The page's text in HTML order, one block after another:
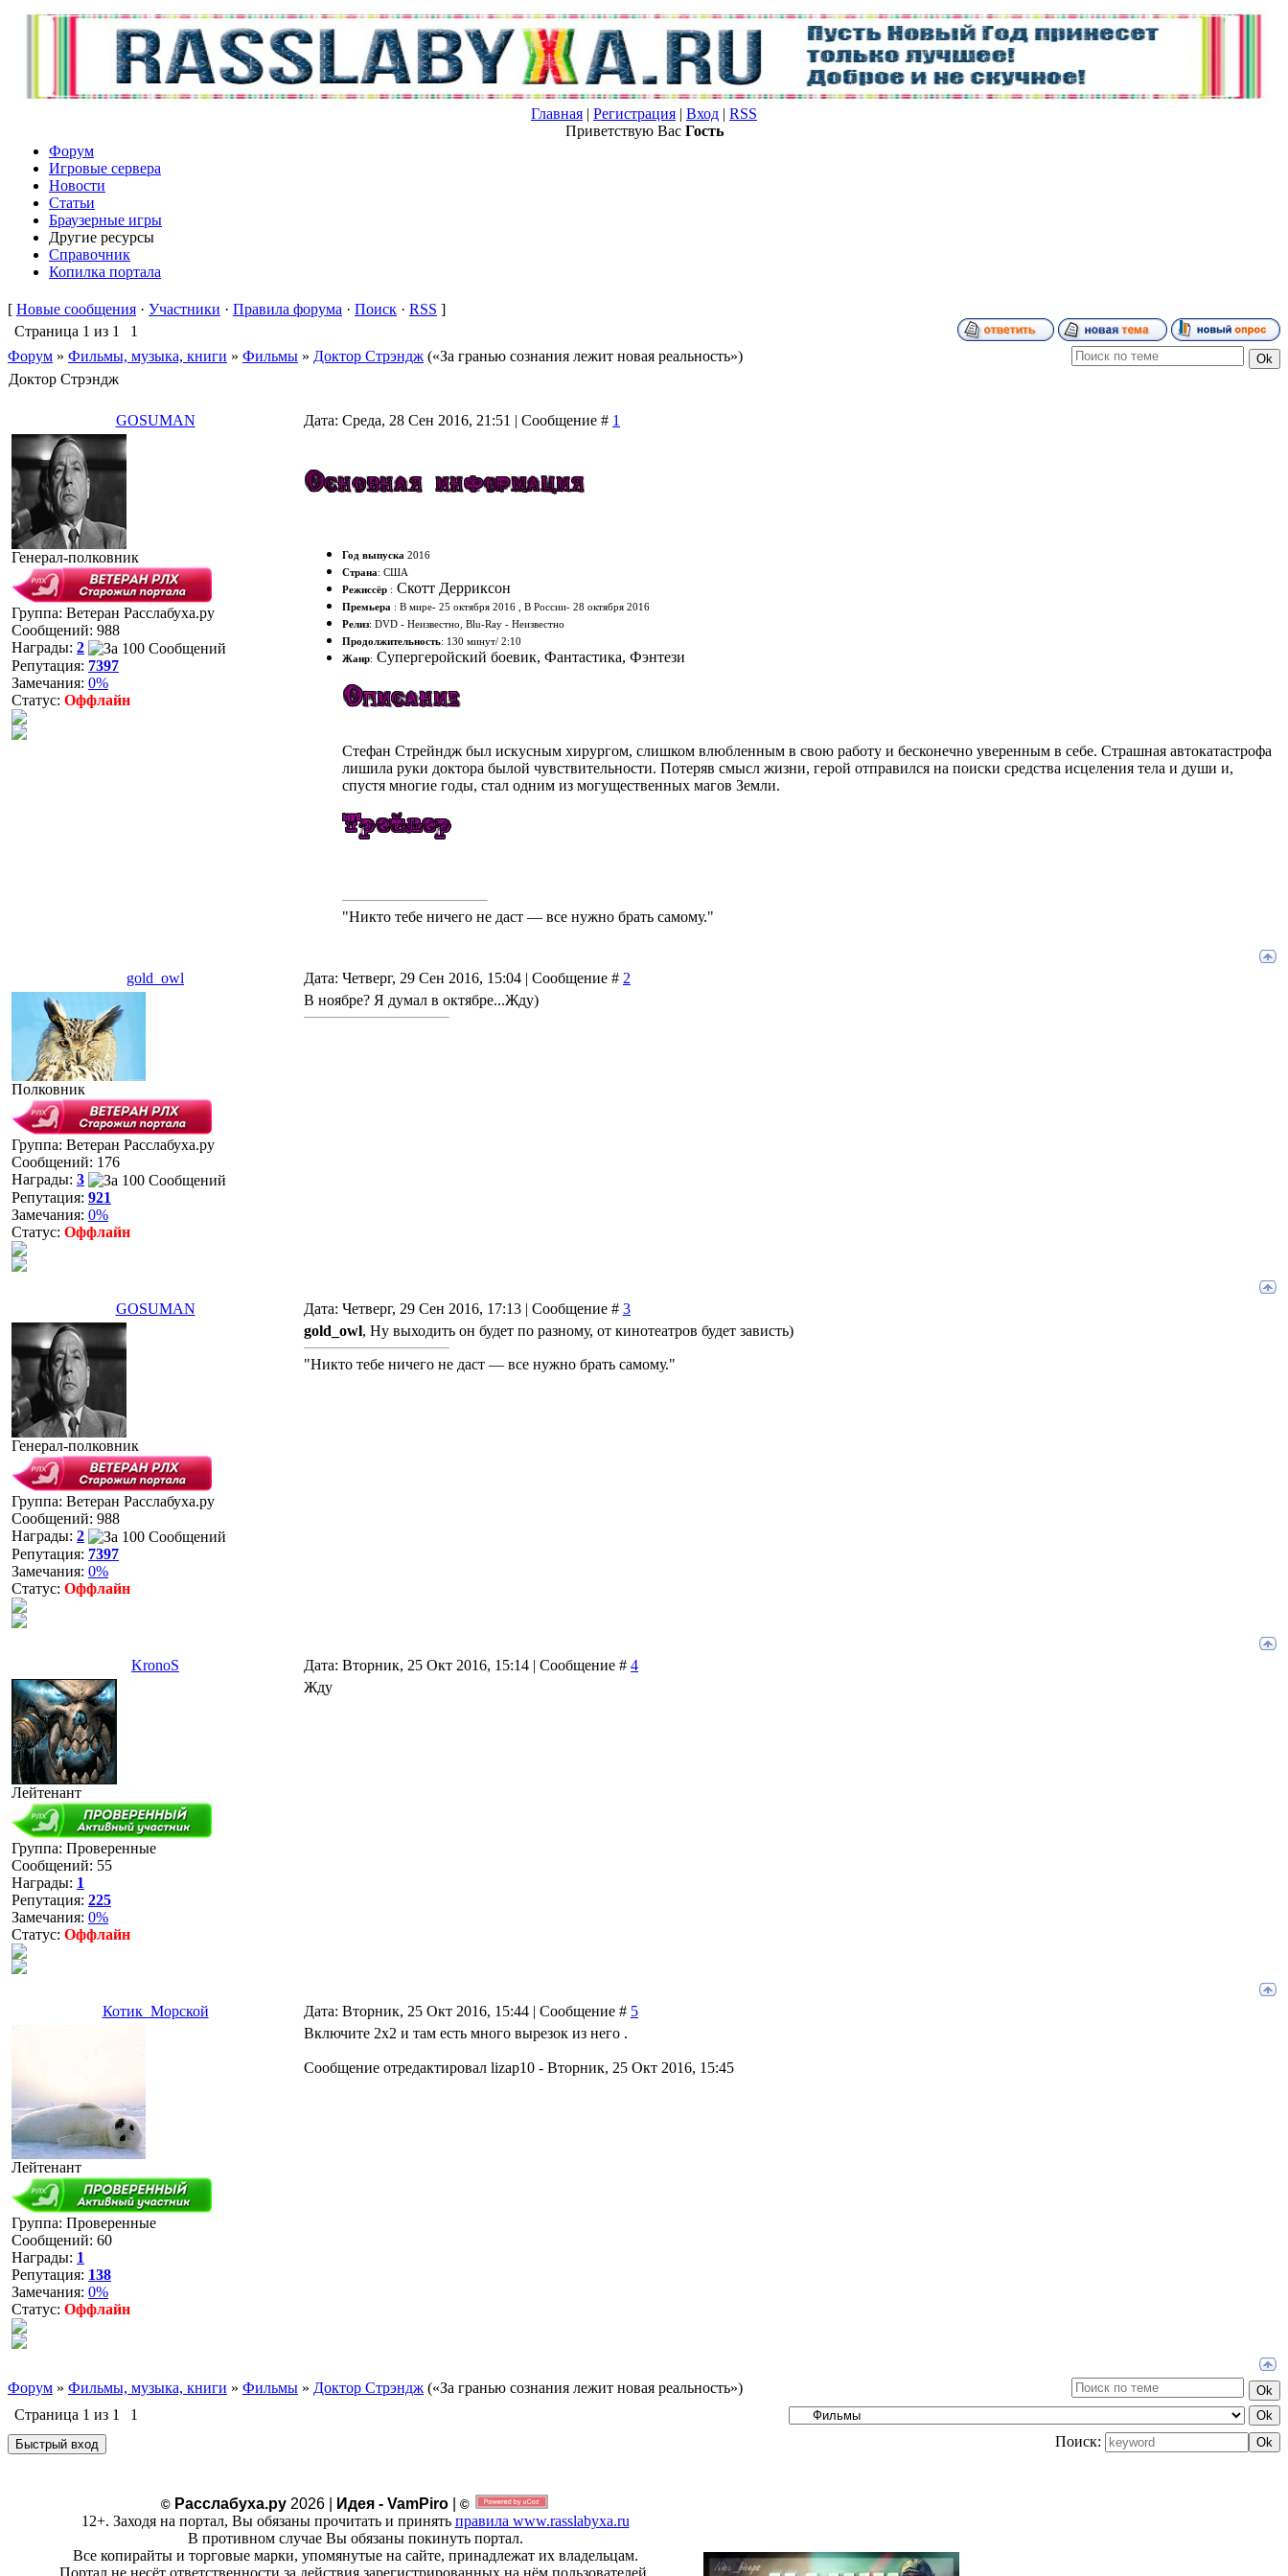
Главная | Регистрация | Вход | RSS
Приветствую Вас Гость
Форум
Игровые сервера
Новости
Статьи
Браузерные игры
Другие ресурсы
Справочник
Копилка портала
[ Новые сообщения · Участники · Правила форума · Поиск · RSS ]
Страница 1 из 1
1
Форум » Фильмы, музыка, книги » Фильмы » Доктор Стрэндж («За гранью сознания лежит новая реальность»)
Доктор Стрэндж
GOSUMAN Дата: Среда, 28 Сен 2016, 21:51 | Сообщение # 1
Генерал-полковник
Группа: Ветеран Расслабуха.ру
Сообщений: 988
Награды: 2
Репутация: 7397
Замечания: 0%
Статус: Оффлайн
Год выпуска 2016
Страна: США
Режиссёр : Скотт Дерриксон
Премьера : В мире- 25 октября 2016 , В России- 28 октября 2016
Релиз: DVD - Неизвестно, Blu-Ray - Неизвестно
Продолжительность: 130 минут/ 2:10
Жанр: Супергеройский боевик, Фантастика, Фэнтези
Стефан Стрейндж был искусным хирургом, слишком влюбленным в свою работу и бесконечно уверенным в себе. Страшная автокатастрофа
лишила руки доктора былой чувствительности. Потеряв смысл жизни, герой отправился на поиски средства исцеления тела и души и,
спустя многие годы, стал одним из могущественных магов Земли.
"Никто тебе ничего не даст — все нужно брать самому."
gold_owl Дата: Четверг, 29 Сен 2016, 15:04 | Сообщение # 2
Полковник
Группа: Ветеран Расслабуха.ру
Сообщений: 176
Награды: 3
Репутация: 921
Замечания: 0%
Статус: Оффлайн
В ноябре? Я думал в октябре...Жду)
GOSUMAN Дата: Четверг, 29 Сен 2016, 17:13 | Сообщение # 3
Генерал-полковник
Группа: Ветеран Расслабуха.ру
Сообщений: 988
Награды: 2
Репутация: 7397
Замечания: 0%
Статус: Оффлайн
gold_owl, Ну выходить он будет по разному, от кинотеатров будет зависть)
"Никто тебе ничего не даст — все нужно брать самому."
KronoS Дата: Вторник, 25 Окт 2016, 15:14 | Сообщение # 4
Лейтенант
Группа: Проверенные
Сообщений: 55
Награды: 1
Репутация: 225
Замечания: 0%
Статус: Оффлайн
Жду
Котик_Морской Дата: Вторник, 25 Окт 2016, 15:44 | Сообщение # 5
Лейтенант
Группа: Проверенные
Сообщений: 60
Награды: 1
Репутация: 138
Замечания: 0%
Статус: Оффлайн
Включите 2x2 и там есть много вырезок из него .
Сообщение отредактировал lizap10 - Вторник, 25 Окт 2016, 15:45
Форум » Фильмы, музыка, книги » Фильмы » Доктор Стрэндж («За гранью сознания лежит новая реальность»)
Страница 1 из 1
1
Поиск:
©Расслабуха.ру2026 | Идея - VamPiro ©
12+. Заходя на портал, Вы обязаны прочитать и принять правила www.rasslabyxa.ru
В противном случае Вы обязаны покинуть портал.
Все копирайты и торговые марки, упомянутые на сайте, принадлежат их владельцам.
Портал не несёт ответственности за действия зарегистрированных на нём пользователей.